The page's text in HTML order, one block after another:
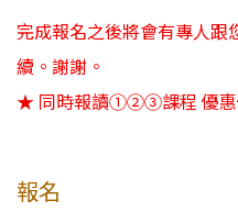
完成報名之後將會有專人
續。謝謝。
★ 同時報讀①②③課程 優惠
報名